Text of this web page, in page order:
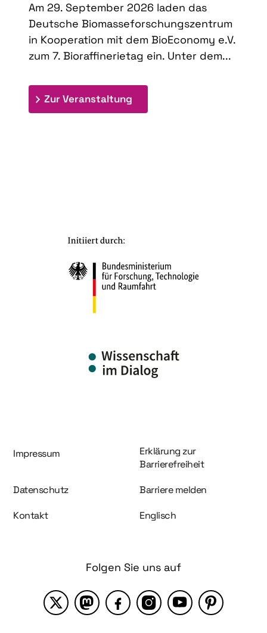
Am 29. September 2026 laden das
Deutsche Biomasseforschungszentrum
in Kooperation mit dem BioEconomy e.V.
zum 7. Bioraffinerietag ein. Unter dem...
Zur Veranstaltung
Information und Service
Impressum
Erklärung zur
Barrierefreiheit
Datenschutz Barriere melden
Kontakt Englisch
Folgen Sie uns auf